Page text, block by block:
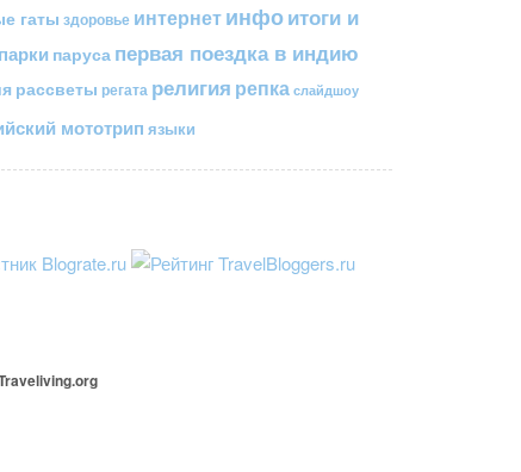
гаты здоровье интернетинфоитоги и
парки паруса первая поездка в индию
рассветы регата религия репка слайдшоу
мототрип языки
.org